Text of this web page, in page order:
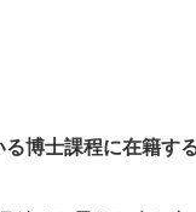
博士課程に在籍す